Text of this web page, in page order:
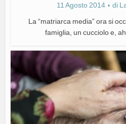
11 Agosto 2014 di
La “matriarca media” ora si
famiglia, un cucciolo e,